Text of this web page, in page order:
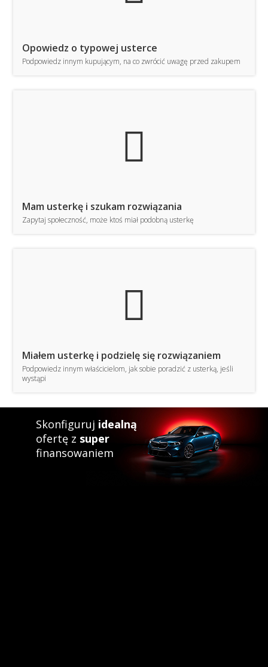
Opowiedz o typowej usterce
Podpowiedz innym kupującym, na co zwrócić uwagę przed zakupem
Mam usterkę i szukam rozwiązania
Zapytaj społeczność, może ktoś miał podobną usterkę
Miałem usterkę i podzielę się rozwiązaniem
Podpowiedz innym właścicielom, jak sobie poradzić z usterką, jeśli
wystąpi
Skonfiguruj idealną
ofertę z super
finansowaniem